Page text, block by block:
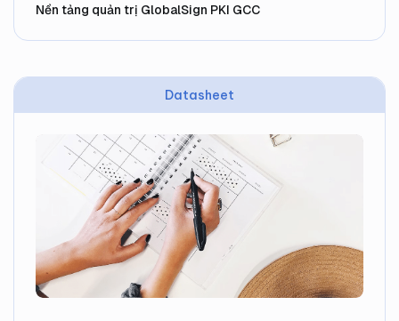
Nền tảng quản trị GlobalSign PKI GCC
Datasheet